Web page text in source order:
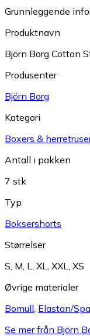
Grunnleggende
Produktnavn
Björn Borg Cotton
Produsenter
Björn Borg
Kategori
Boxers &
Antall i pakken
7 stk
Typ
Boksershorts
Størrelser
S M L XL XXL
XS
Øvrige materialer
Bomull Elastan/
Se mer från Björn